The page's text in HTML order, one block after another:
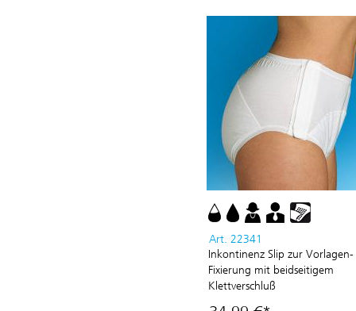
Art. 22341
Inkontinenz Slip zur Vorlagen-
Fixierung mit beidseitigem
Klettverschluß